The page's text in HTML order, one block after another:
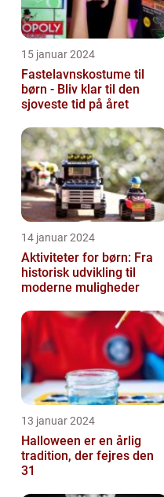
15 januar 2024
Fastelavnskostume til
børn - Bliv klar til den
sjoveste tid på året
14 januar 2024
Aktiviteter for børn: Fra
historisk udvikling til
moderne muligheder
13 januar 2024
Halloween er en årlig
tradition, der fejres den
31